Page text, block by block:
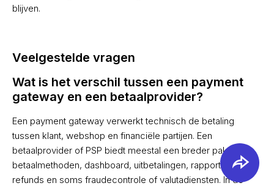
blijven.
Veelgestelde vragen
Wat is het verschil tussen een payment
gateway en een betaalprovider?
Een payment gateway verwerkt technisch de betaling
tussen klant, webshop en financiële partijen. Een
betaalprovider of PSP biedt meestal een breder pakket:
betaalmethoden, dashboard, uitbetalingen, rapportages,
refunds en soms fraudecontrole of valutadiensten. In de